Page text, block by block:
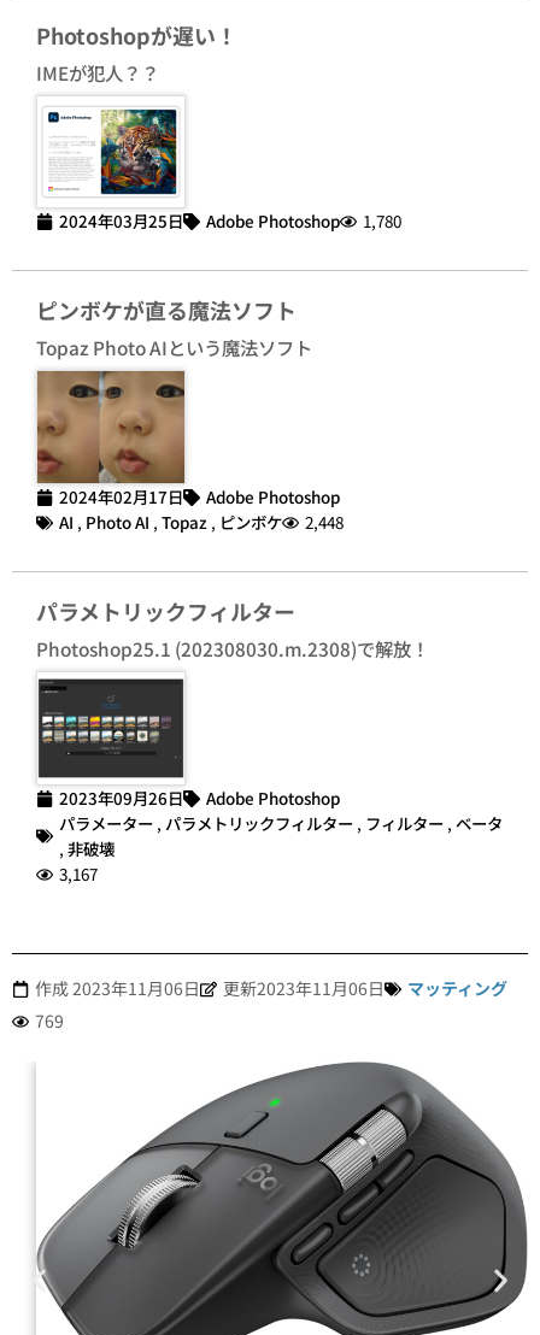
Photoshopが遅い！
IMEが犯人？？
2024年03月25日 Adobe Photoshop 1,780
ピンボケが直る魔法ソフト
Topaz Photo AIという魔法ソフト
2024年02月17日
Adobe Photoshop
AI , Photo AI , Topaz , ピンボケ 2,448
パラメトリックフィルター
Photoshop25.1 (202308030.m.2308)で解放！
2023年09月26日
Adobe Photoshop
パラメーター , パラメトリックフィルター , フィルター , ベータ
, 非破壊
3,167
作成2023年11月06日 更新2023年11月06日
マッティング
769